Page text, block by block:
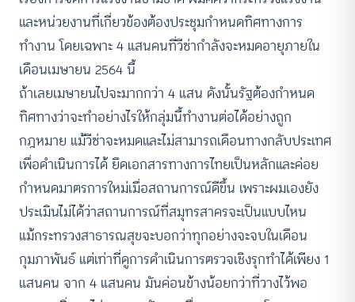
และหน่วยงานที่เกี่ยวข้องต้องประชุมกำหนดทิศทางการ
ทำงาน โดยเฉพาะ 4 แสนคนที่วีซ่ากำลังจะหมดอายุภายใน
เดือนเมษายน 2564 นี้
ถ้าเลยเมษายนไปจะมากกว่า 4 แสน ดังนั้นรัฐต้องกำหนด
ทิศทางว่าจะทำอย่างไรให้กลุ่มนี้ทำงานต่อได้อย่างถูก
กฎหมาย แม้วีซ่าจะหมดและไม่สามารถเดือนทางกลับประเทศ
เพื่อดำเนินการได้ ยึดเอกสารทางการไทยเป็นหลักและค่อย
กำหนดมาตรการใหม่เมื่อสถานการณ์ดีขึ้น เพราะผมเองยัง
ประเมินไม่ได้ว่าสถานการณ์ที่สมุทรสาครจะเป็นแบบไหน
แม้กระทรวงสาธารณสุขจะบอกว่าทุกอย่างจะจบในเดือน
กุมภาพันธ์ แต่เท่าที่ดูการดำเนินการตรวจเชิงรุกทำได้เพียง 1
แสนคน จาก 4 แสนคน มันค่อนข้างน้อยกว่าที่วางไว้พอ